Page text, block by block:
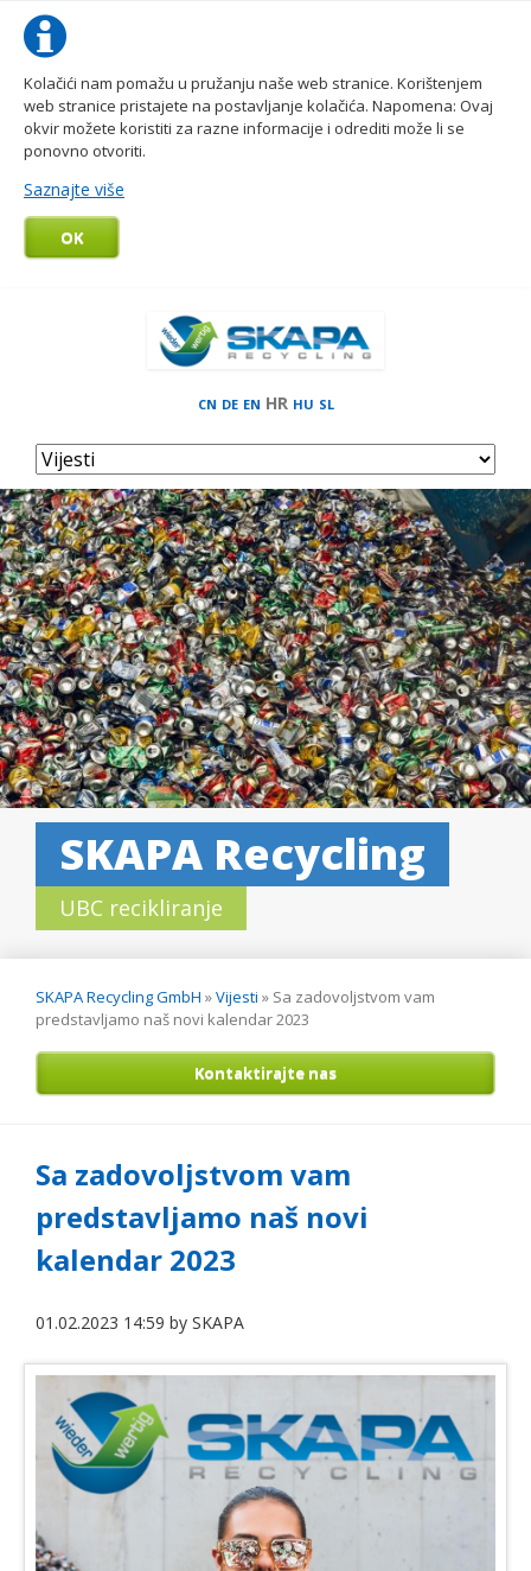
Kolačići nam pomažu u pružanju naše web stranice. Korištenjem
web stranice pristajete na postavljanje kolačića. Napomena: Ovaj
okvir možete koristiti za razne informacije i odrediti može li se
ponovno otvoriti.
Saznajte više
OK
CN DE EN HR HU SL
navigation
SKAPA Recycling
UBC recikliranje
SKAPA Recycling GmbH »Vijesti » Sa zadovoljstvom vam
predstavljamo naš novi kalendar 2023
Kontaktirajte nas
Sa zadovoljstvom vam
predstavljamo naš novi
kalendar 2023
01.02.2023 14:59 by SKAPA